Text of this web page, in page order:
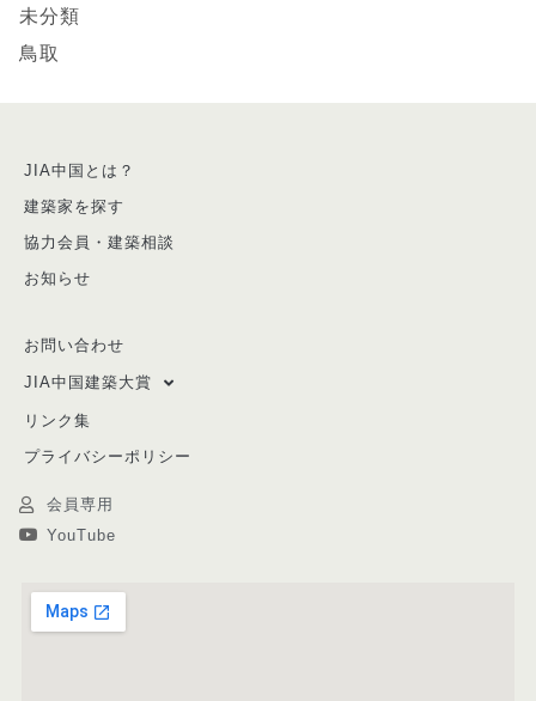
未分類
鳥取
JIA中国とは？
建築家を探す
協力会員・建築相談
お知らせ
お問い合わせ
JIA中国建築大賞
リンク集
プライバシーポリシー
会員専用
YouTube